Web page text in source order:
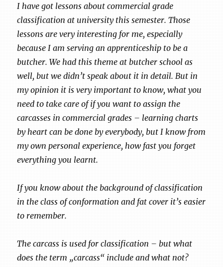
I have got lessons about commercial grade
classification at university this semester. Those
lessons are very interesting for me, especially
because I am serving an apprenticeship to be a
butcher. We had this theme at butcher school as
well, but we didn’t speak about it in detail. But in
my opinion it is very important to know, what you
need to take care of if you want to assign the
carcasses in commercial grades – learning charts
by heart can be done by everybody, but I know from
my own personal experience, how fast you forget
everything you learnt.
If you know about the background of classification
in the class of conformation and fat cover it’s easier
to remember.
The carcass is used for classification – but what
does the term „carcass“ include and what not?